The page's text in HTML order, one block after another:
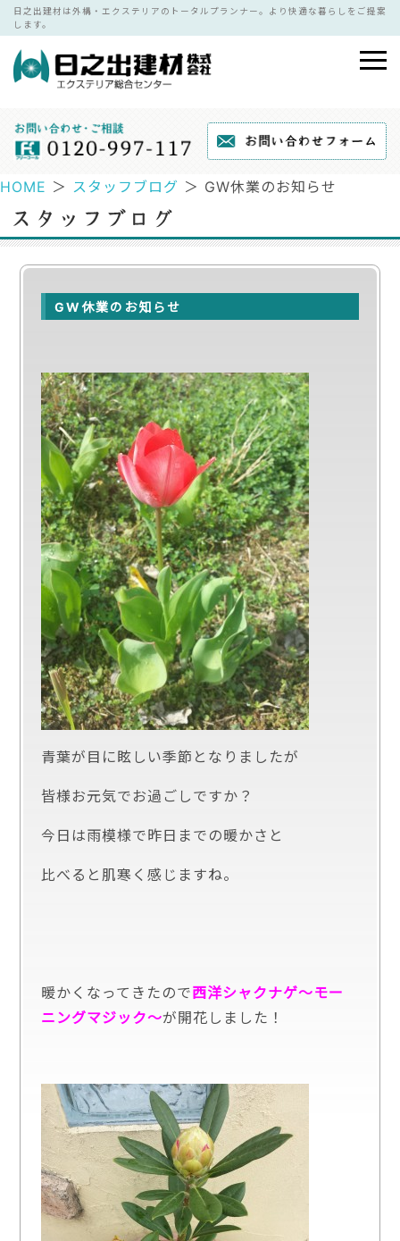
日之出建材は外構・エクステリアのトータルプランナー。より快適な暮らしをご提案
します。
HOME ＞ スタッフブログ ＞ GW休業のお知らせ
GW休業のお知らせ
青葉が目に眩しい季節となりましたが
皆様お元気でお過ごしですか？
今日は雨模様で昨日までの暖かさと
比べると肌寒く感じますね。
暖かくなってきたので西洋シャクナゲ～モー
ニングマジック～が開花しました！